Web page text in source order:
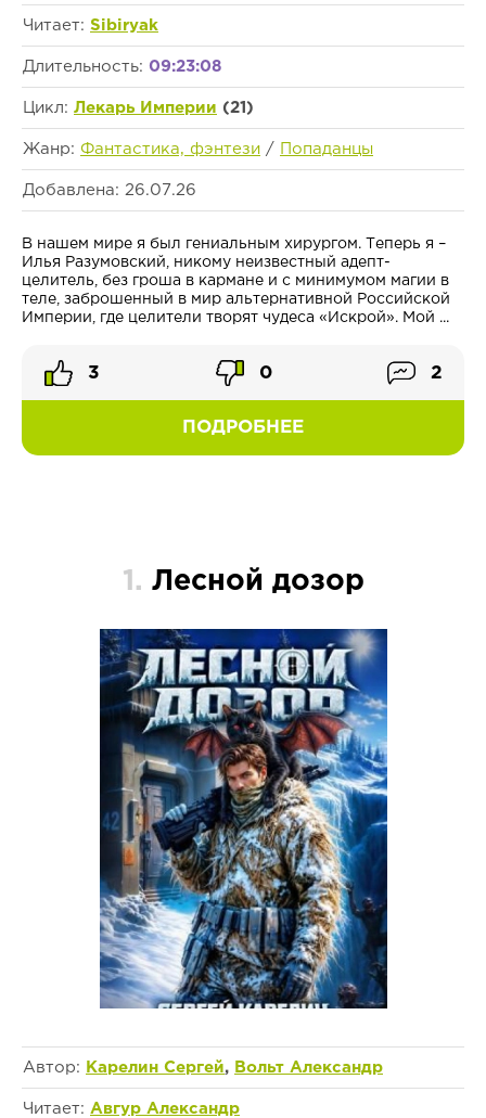
Читает: Sibiryak
Длительность: 09:23:08
Цикл: Лекарь Империи (21)
Жанр: Фантастика, фэнтези / Попаданцы
Добавлена: 26.07.26
В нашем мире я был гениальным хирургом. Теперь я –
Илья Разумовский, никому неизвестный адепт-
целитель, без гроша в кармане и с минимумом магии в
теле, заброшенный в мир альтернативной Российской
Империи, где целители творят чудеса «Искрой». Мой ...
ПОДРОБНЕЕ
3 0 2
1. Лесной дозор
Автор: Карелин Сергей, Вольт Александр
Читает: Авгур Александр